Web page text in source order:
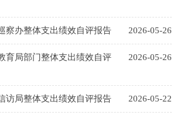
2026-05-26
察办整体支出绩效自评报告
2026-05-26
育局部门整体支出绩效自评
2026-05-22
访局整体支出绩效自评报告